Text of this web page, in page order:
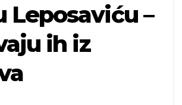
Leposaviću –
ih iz